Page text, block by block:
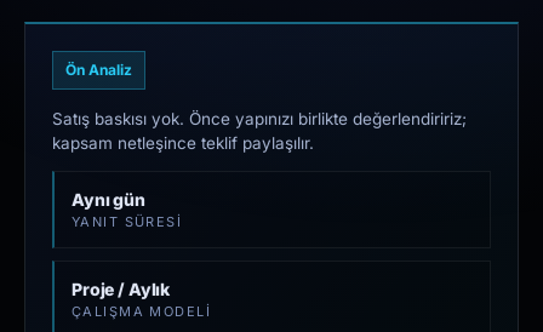
Ön Analiz
Satış baskısı yok. Önce yapınızı birlikte değerlendiririz;
kapsam netleşince teklif paylaşılır.
Aynı gün
YANIT SÜRESI
Proje / Aylık
ÇALIŞMA MODELI